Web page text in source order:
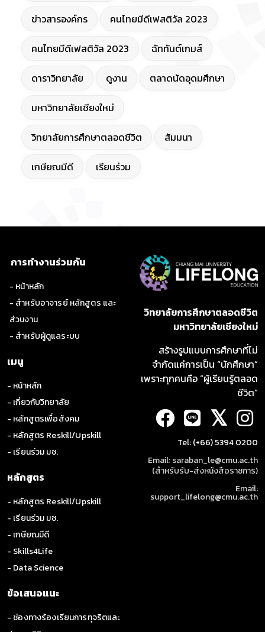
ข่าวสารองค์กร คนไทยมีดีเฟสติวัล 2023
คนไทยมีดีเฟสติวัล 2023 ฉัททันต์เกมส์
ดาราวิทยาลัย ดูงาน ตลาดนัดอุดมศึกษา
มหาวิทยาลัยเชียงใหม่
วิทยาลัยการศึกษาตลอดชีวิต สัมมนา
เกษียณมีดี เรียนร่วม
การทำงานร่วมกัน
- หน้าหลัก
- สำหรับอาจารย์ หลักสูตร และ
ส่วนงาน
- สำหรับผู้ดูแลระบบ
เมนู
- หน้าหลัก
- เกี่ยวกับวิทยาลัย
- หลักสูตรเพื่อสังคม
- หลักสูตร Reskill/Upskill
- เรียนร่วม มช.
หลักสูตร
- หลักสูตร Reskill/Upskill
- เรียนร่วม มช.
- เกษียณมีดี
- Skills4Life
- Data Science
ข้อเสนอแนะ
- ช่องทางร้องเรียนการทุจริตและ
วิทยาลัยการศึกษาตลอดชีวิต
มหาวิทยาลัยเชียงใหม่
สร้างรูปแบบการศึกษาที่ไม่
จำกัดแค่การเป็น “นักศึกษา”
เพราะทุกคนคือ “ผู้เรียนรู้ตลอด
ชีวิต”
𝕏
Tel: (+66) 5394 0200
Email: saraban_le@cmu.ac.th
(สำหรับรับ-ส่งหนังสือราชการ)
Email:
support_lifelong@cmu.ac.th